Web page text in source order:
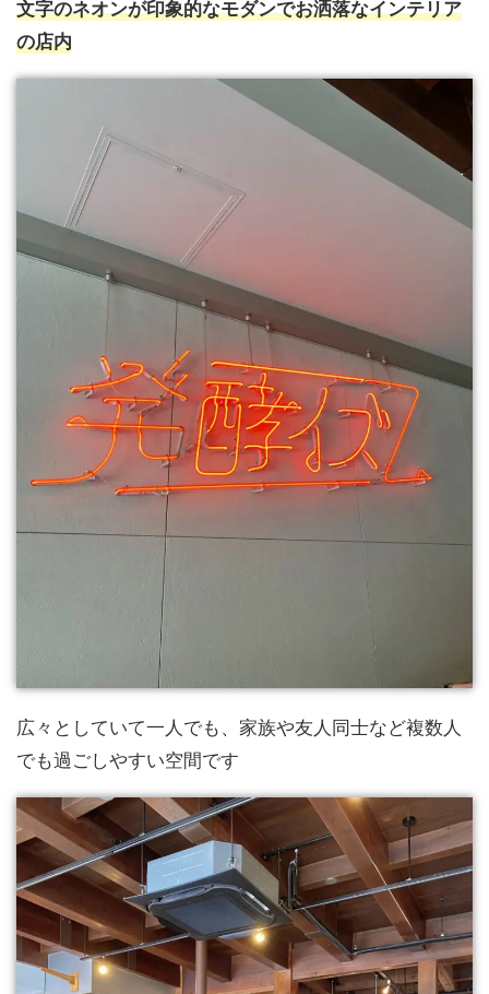
文字のネオンが印象的なモダンでお洒落なインテリア
の店内
広々としていて一人でも、家族や友人同士など複数人
でも過ごしやすい空間です